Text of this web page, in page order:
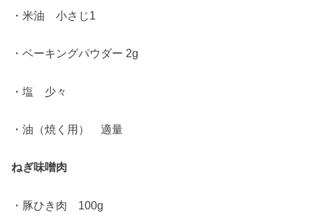
・米油 小さじ1
・ベーキングパウダー 2g
・塩 少々
・油（焼く用） 適量
ねぎ味噌肉
・豚ひき肉 100g